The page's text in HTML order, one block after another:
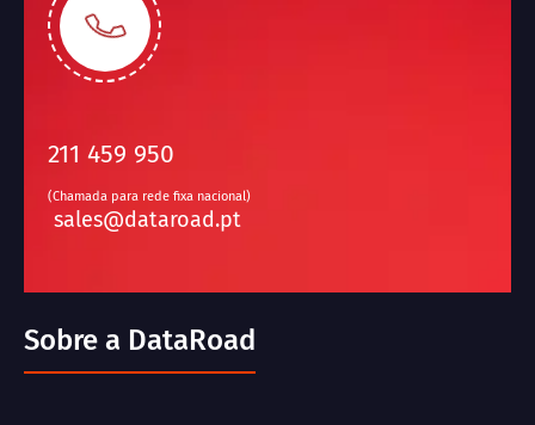
211 459 950
(Chamada para rede fixa nacional)
sales@dataroad.pt
Sobre a DataRoad